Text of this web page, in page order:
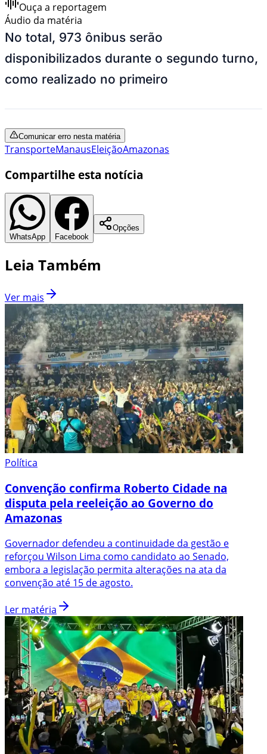
Ouça a reportagem
Áudio da matéria
No total, 973 ônibus serão
disponibilizados durante o segundo turno,
como realizado no primeiro
Comunicar erro nesta matéria
TransporteManausEleiçãoAmazonas
Compartilhe esta notícia
WhatsApp Facebook
Opções
Leia Também
Ver mais
Política
Convenção confirma Roberto Cidade na
disputa pela reeleição ao Governo do
Amazonas
Governador defendeu a continuidade da gestão e
reforçou Wilson Lima como candidato ao Senado,
embora a legislação permita alterações na ata da
convenção até 15 de agosto.
Ler matéria